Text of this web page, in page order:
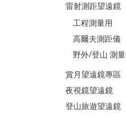
雷射測距望遠鏡
工程測量用
高爾夫測距儀
野外/登山 測量
賞月望遠鏡專區
夜視鏡望遠鏡
登山旅遊望遠鏡